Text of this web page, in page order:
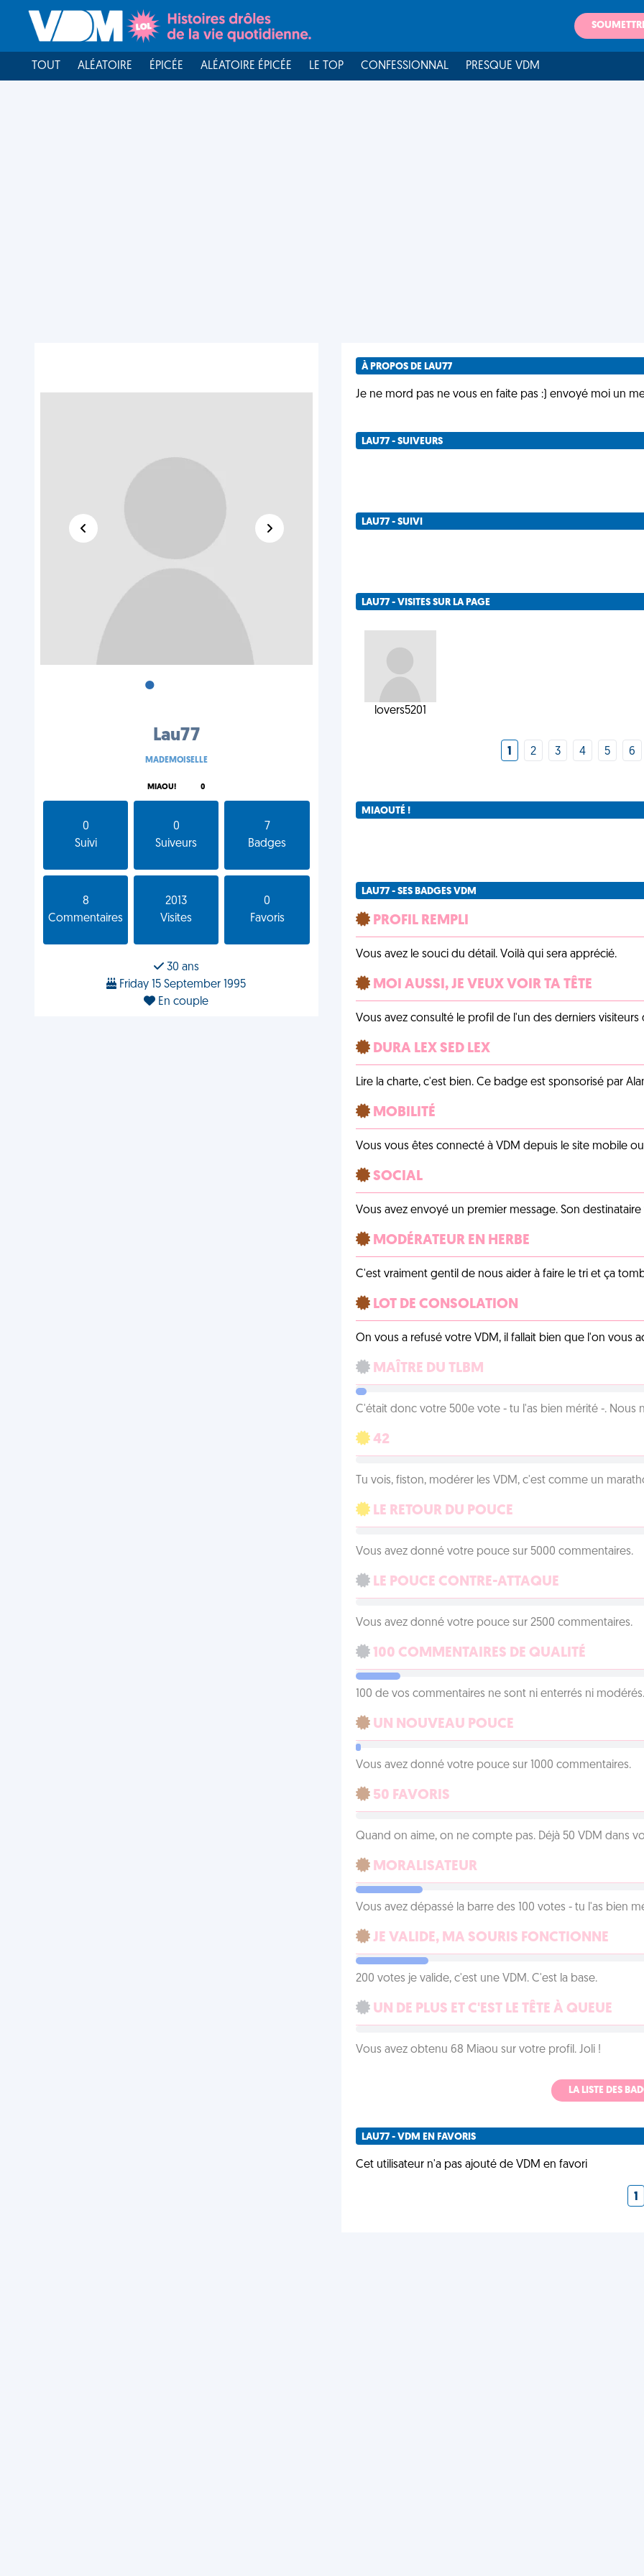
TOUT ALÉATOIRE ÉPICÉE ALÉATOIRE ÉPICÉE LE TOP CONFESSIONNAL PRESQUE VDM
•
Lau77
MADEMOISELLE
MIAOU! 0
0
Suivi
0
Suiveurs
7
Badges
8
Commentaires
2013
Visites
0
Favoris
30 ans
Friday 15 September 1995
En couple
À PROPOS DE LAU77
Je ne mord pas ne vous en faite pas :) envoyé moi un
LAU77 - SUIVEURS
LAU77 - SUIVI
LAU77 - VISITES SUR LA PAGE
lovers5201
1 2 3 4 5 6
MIAOUTÉ !
LAU77 - SES BADGES VDM
PROFIL REMPLI
Vous avez le souci du détail. Voilà qui sera apprécié.
MOI AUSSI, JE VEUX VOIR TA TÊTE
Vous avez consulté le profil de l'un des derniers
DURA LEX SED LEX
Lire la charte, c'est bien. Ce badge est sponsorisé par
MOBILITÉ
Vous vous êtes connecté à VDM depuis le site mobile
SOCIAL
Vous avez envoyé un premier message. Son
MODÉRATEUR EN HERBE
C'est vraiment gentil de nous aider à faire le tri et ça
LOT DE CONSOLATION
On vous a refusé votre VDM, il fallait bien que l'on vous
MAÎTRE DU TLBM
C'était donc votre 500e vote - tu l'as bien mérité -. Nous
42
Tu vois, fiston, modérer les VDM, c'est comme un
LE RETOUR DU POUCE
Vous avez donné votre pouce sur 5000 commentaires.
LE POUCE CONTRE-ATTAQUE
Vous avez donné votre pouce sur 2500 commentaires.
100 COMMENTAIRES DE QUALITÉ
100 de vos commentaires ne sont ni enterrés ni
UN NOUVEAU POUCE
Vous avez donné votre pouce sur 1000 commentaires.
50 FAVORIS
Quand on aime, on ne compte pas. Déjà 50 VDM dans
MORALISATEUR
Vous avez dépassé la barre des 100 votes - tu l'as bien
JE VALIDE, MA SOURIS FONCTIONNE
200 votes je valide, c'est une VDM. C'est la base.
UN DE PLUS ET C'EST LE TÊTE À QUEUE
Vous avez obtenu 68 Miaou sur votre profil. Joli !
LA LISTE DES
LAU77 - VDM EN FAVORIS
Cet utilisateur n'a pas ajouté de VDM en favori
1